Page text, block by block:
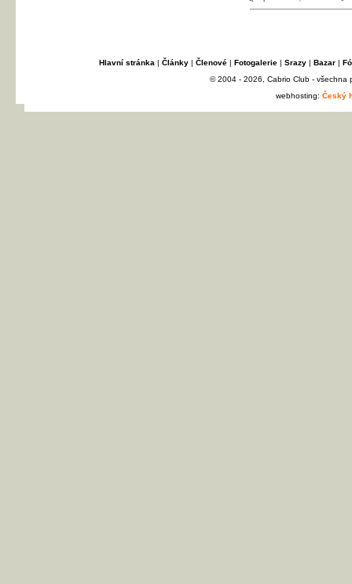
Hlavní stránka | Články| Členové| Fotogalerie| Srazy| Bazar|
© 2004 - 2026, Cabrio Club - všechna
webhosting: Český